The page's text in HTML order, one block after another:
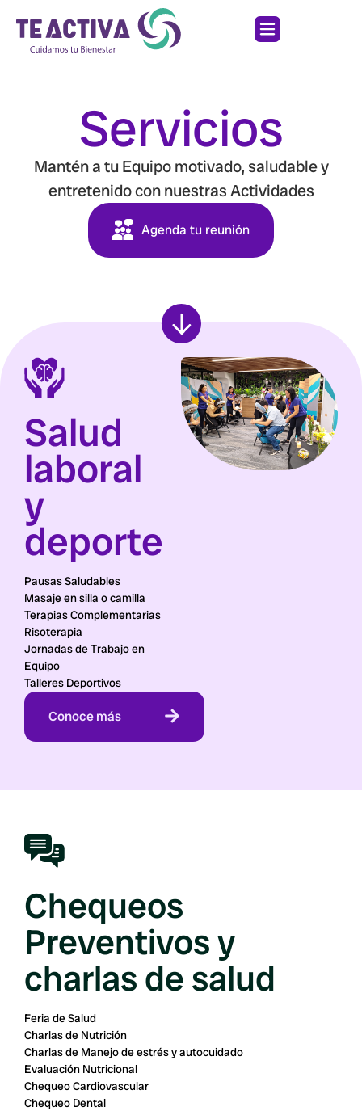
Servicios
Mantén a tu Equipo motivado, saludable y
entretenido con nuestras Actividades
Agenda tu reunión
Salud
laboral
y
deporte
Pausas Saludables
Masaje en silla o camilla
Terapias Complementarias
Risoterapia
Jornadas de Trabajo en
Equipo
Talleres Deportivos
Conoce más
Chequeos
Preventivos y
charlas de salud
Feria de Salud
Charlas de Nutrición
Charlas de Manejo de estrés y autocuidado
Evaluación Nutricional
Chequeo Cardiovascular
Chequeo Dental